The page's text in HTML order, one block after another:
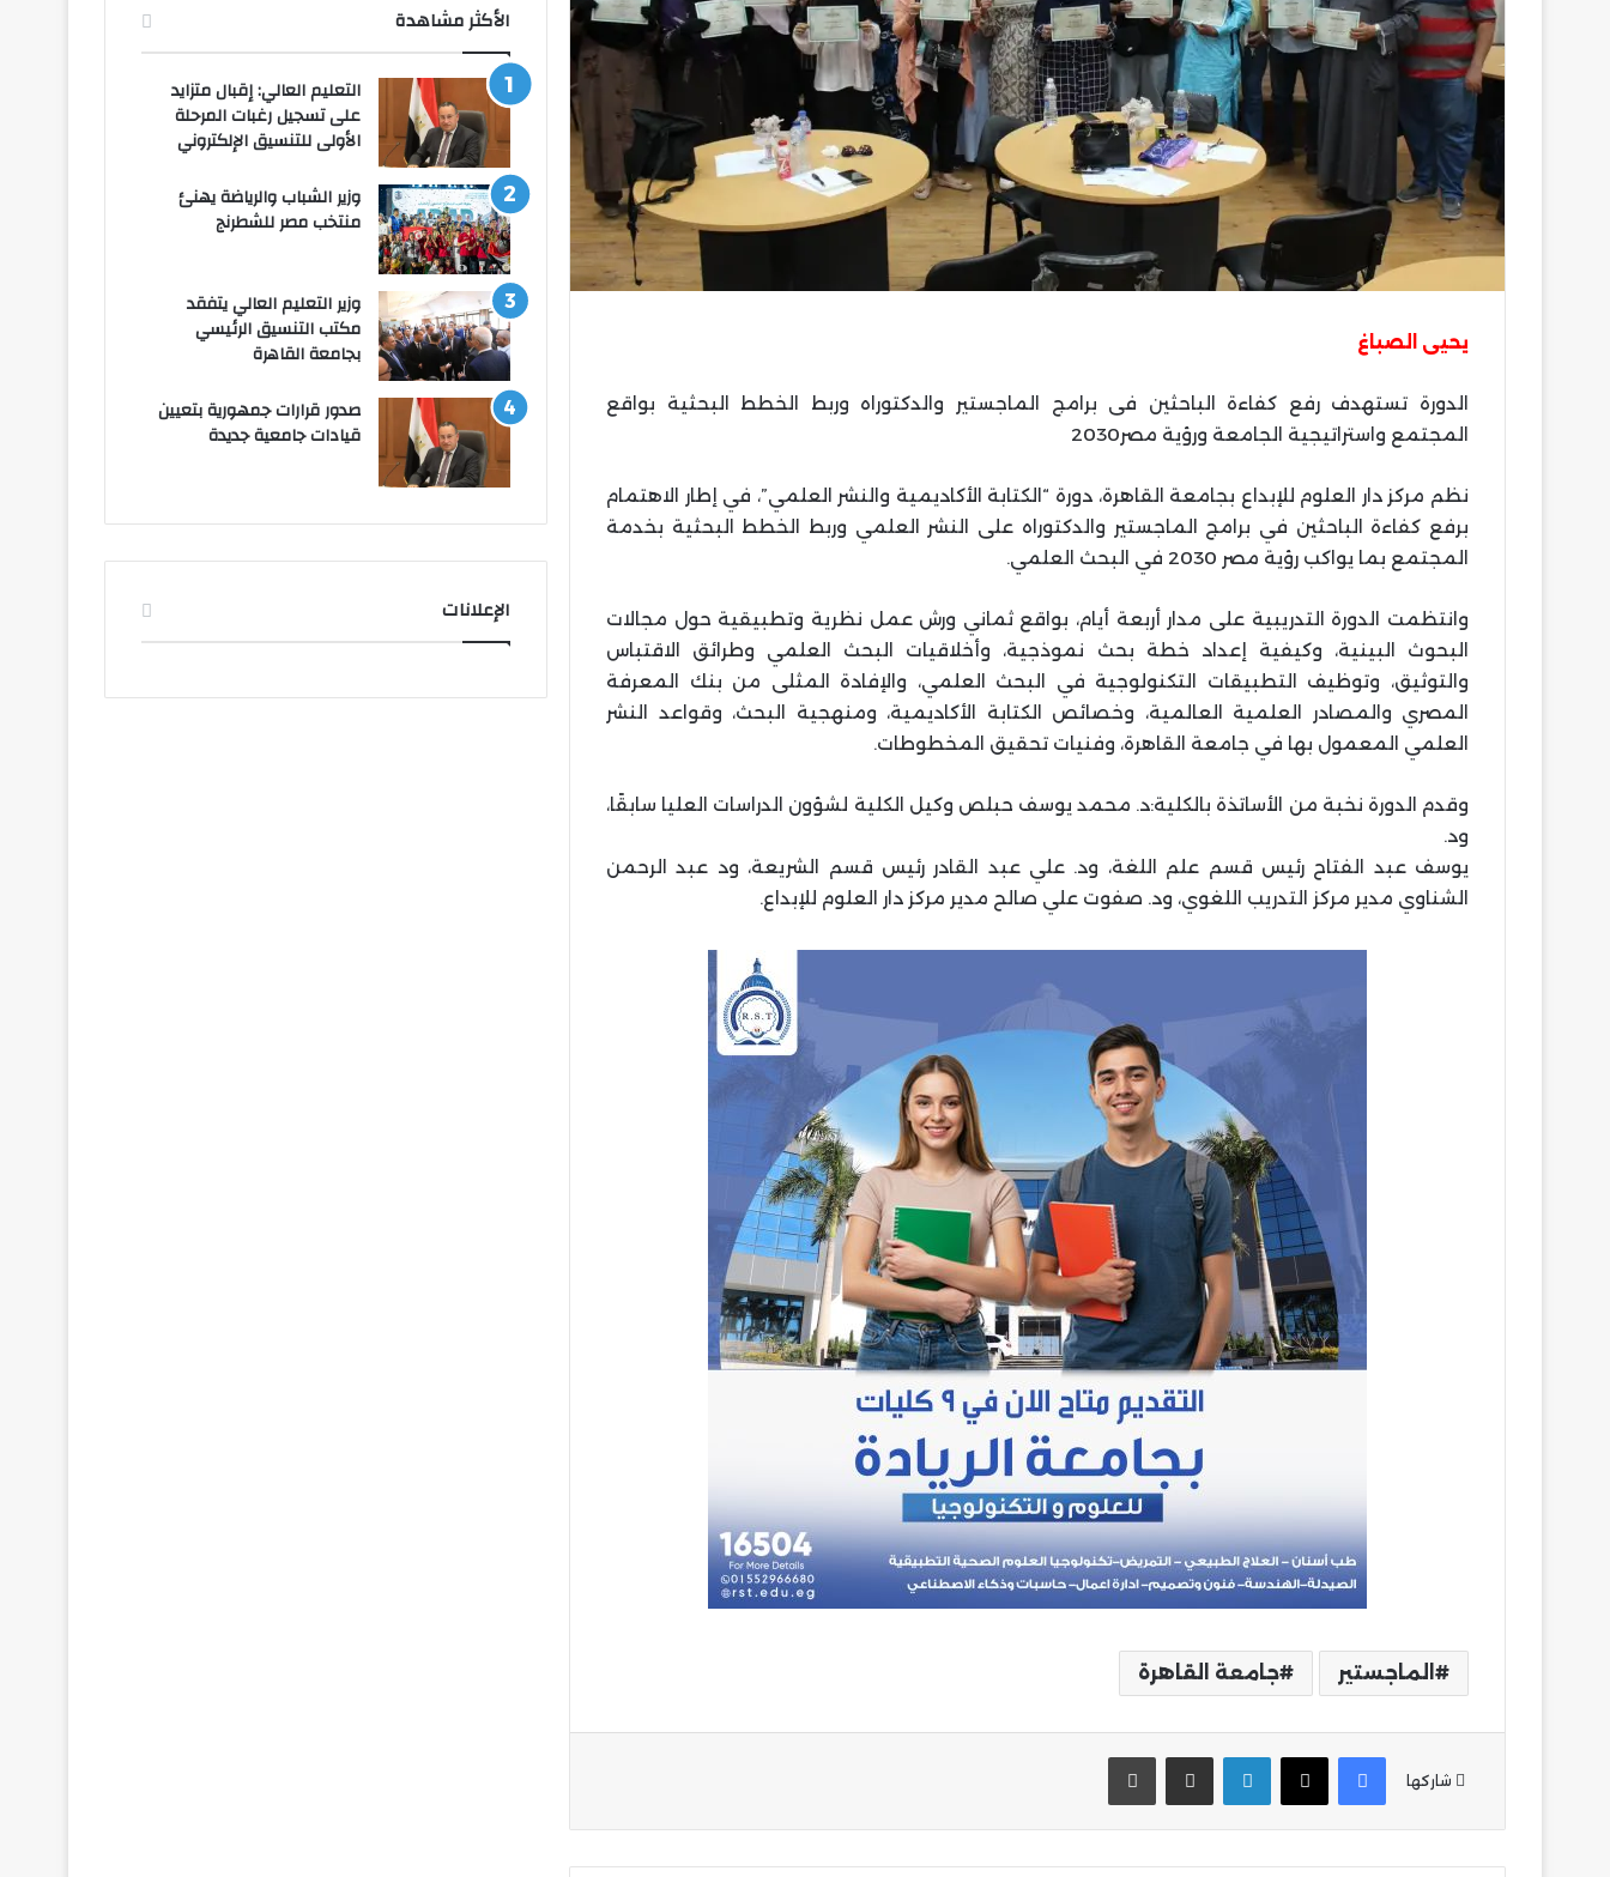
يحيى الصباغ
الدورة تستهدف رفع كفاءة الباحثين فى برامج الماجستير والدكتوراه وربط الخطط البحثية بواقع
المجتمع واستراتيجية الجامعة ورؤية مصر2030
نظم مركز دار العلوم للإبداع بجامعة القاهرة، دورة “الكتابة الأكاديمية والنشر العلمي”، في إطار الاهتمام
برفع كفاءة الباحثين في برامج الماجستير والدكتوراه على النشر العلمي وربط الخطط البحثية بخدمة
المجتمع بما يواكب رؤية مصر 2030 في البحث العلمي.
وانتظمت الدورة التدريبية على مدار أربعة أيام، بواقع ثماني ورش عمل نظرية وتطبيقية حول مجالات
البحوث البينية، وكيفية إعداد خطة بحث نموذجية، وأخلاقيات البحث العلمي وطرائق الاقتباس
والتوثيق، وتوظيف التطبيقات التكنولوجية في البحث العلمي، والإفادة المثلى من بنك المعرفة
المصري والمصادر العلمية العالمية، وخصائص الكتابة الأكاديمية، ومنهجية البحث، وقواعد النشر
العلمي المعمول بها في جامعة القاهرة، وفنيات تحقيق المخطوطات.
وقدم الدورة نخبة من الأساتذة بالكلية:د. محمد يوسف حبلص وكيل الكلية لشؤون الدراسات العليا سابقًا،
ود.
يوسف عبد الفتاح رئيس قسم علم اللغة، ود. علي عبد القادر رئيس قسم الشريعة، ود عبد الرحمن
الشناوي مدير مركز التدريب اللغوي، ود. صفوت علي صالح مدير مركز دار العلوم للإبداع.
الماجستير جامعة القاهرة
شاركها
فيسبوك
‫X لينكدإن مشاركة عبر البريد طباعة
الأكثر مشاهدة
التعليم العالي: إقبال متزايد
على تسجيل رغبات المرحلة
الأولى للتنسيق الإلكتروني
وزير الشباب والرياضة يهنئ
منتخب مصر للشطرنج
وزير التعليم العالي يتفقد
مكتب التنسيق الرئيسي
بجامعة القاهرة
صدور قرارات جمهورية بتعيين
قيادات جامعية جديدة
الإعلانات